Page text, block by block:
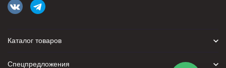
Каталог товаров
Спецпредложения